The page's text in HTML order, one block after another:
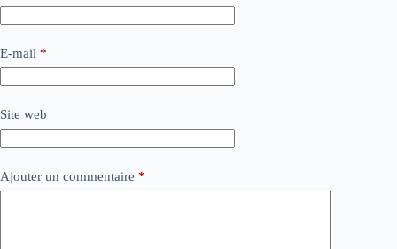
E-mail *
Site web
Ajouter un commentaire *